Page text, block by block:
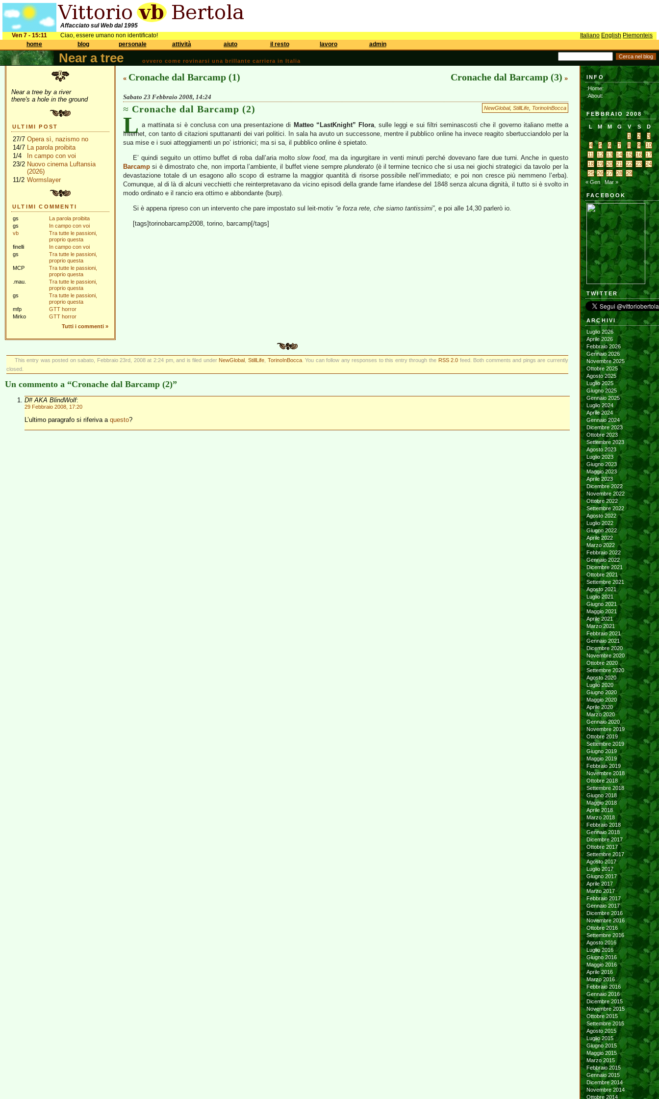
Affacciato sul Web dal 1995
Ven 7 - 15:11
Ciao, essere umano non identificato! Italiano English Piemonteis
home
blog personale attività aiuto il resto lavoro admin
Near a tree ovvero come rovinarsi una brillante carriera in Italia
Near a tree by a river
there's a hole in the ground
ULTIMI POST
27/7 Opera sì, nazismo no
14/7 La parola proibita
1/4
In campo con voi
23/2 Nuovo cinema Luftansia
(2026)
11/2 Wormslayer
ULTIMI COMMENTI
gs
La parola proibita
gs
In campo con voi
vb
Tra tutte le passioni,
proprio questa
finelli
In campo con voi
gs
Tra tutte le passioni,
proprio questa
MCP
Tra tutte le passioni,
proprio questa
.mau.
Tra tutte le passioni,
proprio questa
gs
Tra tutte le passioni,
proprio questa
mfp
GTT horror
Mirko
GTT horror
Tutti i commenti »
« Cronache dal Barcamp (1) Cronache dal Barcamp (3) »
Sabato 23 Febbraio 2008, 14:24
NewGlobal, StillLife TorinoInBocca
Cronache dal Barcamp (2)
L a mattinata si è conclusa con una presentazione di Matteo “LastKnight” Flora, sulle leggi e sui filtri seminascosti che il governo italiano mette a
Internet, con tanto di citazioni sputtananti dei vari politici. In sala ha avuto un successone, mentre il pubblico online ha invece reagito sbertucciandolo per la
sua mise e i suoi atteggiamenti un po’ istrionici; ma si sa, il pubblico online è spietato.
E’ quindi seguito un ottimo buffet di roba dall’aria moltoslow food, ma da ingurgitare in venti minuti perché dovevano fare due turni. Anche in questo
Barcamp si è dimostrato che, non importa l’ambiente, il buffet viene sempreplunderato (è il termine tecnico che si usa nei giochi strategici da tavolo per la
devastazione totale di un esagono allo scopo di estrarne la maggior quantità di risorse possibile nell’immediato; e poi non cresce più nemmeno l’erba).
Comunque, al di là di alcuni vecchietti che reinterpretavano da vicino episodi della grande fame irlandese del 1848 senza alcuna dignità, il tutto si è svolto in
modo ordinato e il rancio era ottimo e abbondante (burp).
Si è appena ripreso con un intervento che pare impostato sul leit-motiv “e forza rete, che siamo tantissimi”, e poi alle 14,30 parlerò io.
[tags]torinobarcamp2008, torino, barcamp[/tags]
This entry was posted on sabato, Febbraio 23rd, 2008 at 2:24 pm, and is filed under NewGlobal StillLife, TorinoInBocca. You can follow any responses to this entry through the RSS 2.0 feed. Both comments and pings are currently
closed.
Un commento a “Cronache dal Barcamp (2)”
D# AKA BlindWolf:
29 Febbraio 2008, 17:20
L’ultimo paragrafo si riferiva a questo?
INFO
:Home:
:About:
FEBBRAIO 2008
L M M G V S
D
1
2
3
4
5 6 7 8 9
10
11
12 13 14 15 16
17
18
19 20 21 22 23
24
25
26 27 28
29
« Gen
Mar »
FACEBOOK
TWITTER
ARCHIVI
Luglio 2026
Aprile 2026
Febbraio 2026
Gennaio 2026
Novembre 2025
Ottobre 2025
Agosto 2025
Luglio 2025
Giugno 2025
Gennaio 2025
Luglio 2024
Aprile 2024
Gennaio 2024
Dicembre 2023
Ottobre 2023
Settembre 2023
Agosto 2023
Luglio 2023
Giugno 2023
Maggio 2023
Aprile 2023
Dicembre 2022
Novembre 2022
Ottobre 2022
Settembre 2022
Agosto 2022
Luglio 2022
Giugno 2022
Aprile 2022
Marzo 2022
Febbraio 2022
Gennaio 2022
Dicembre 2021
Ottobre 2021
Settembre 2021
Agosto 2021
Luglio 2021
Giugno 2021
Maggio 2021
Aprile 2021
Marzo 2021
Febbraio 2021
Gennaio 2021
Dicembre 2020
Novembre 2020
Ottobre 2020
Settembre 2020
Agosto 2020
Luglio 2020
Giugno 2020
Maggio 2020
Aprile 2020
Marzo 2020
Gennaio 2020
Novembre 2019
Ottobre 2019
Settembre 2019
Giugno 2019
Maggio 2019
Febbraio 2019
Novembre 2018
Ottobre 2018
Settembre 2018
Giugno 2018
Maggio 2018
Aprile 2018
Marzo 2018
Febbraio 2018
Gennaio 2018
Dicembre 2017
Ottobre 2017
Settembre 2017
Agosto 2017
Luglio 2017
Giugno 2017
Aprile 2017
Marzo 2017
Febbraio 2017
Gennaio 2017
Dicembre 2016
Novembre 2016
Ottobre 2016
Settembre 2016
Agosto 2016
Luglio 2016
Giugno 2016
Maggio 2016
Aprile 2016
Marzo 2016
Febbraio 2016
Gennaio 2016
Dicembre 2015
Novembre 2015
Ottobre 2015
Settembre 2015
Agosto 2015
Luglio 2015
Giugno 2015
Maggio 2015
Marzo 2015
Febbraio 2015
Gennaio 2015
Dicembre 2014
Novembre 2014
Ottobre 2014